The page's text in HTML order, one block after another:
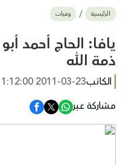
بيع وشراء
أخبار القدس
وفيات
المزيد
الرئيسية وفيات
يافا: الحاج أحمد
ذمة الله
الكاتب2011-03-23 11:12:00
مشاركة عبر